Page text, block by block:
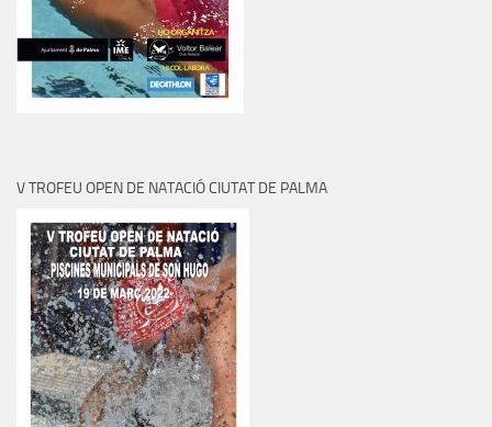
V TROFEU OPEN DE NATACIÓ CIUTAT DE PALMA